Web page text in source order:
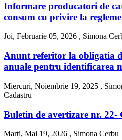
Informare producatori de
consum cu privire la
Joi, Februarie 05, 2026 , Simona
Anunt referitor la obligatia
anuale pentru identificarea
Miercuri, Noiembrie 19, 2025 ,
Cadastru
Buletin de avertizare nr. 22-
Marți, Mai 19, 2026 , Simona Cerbu